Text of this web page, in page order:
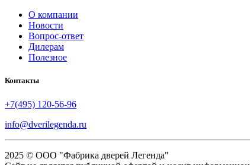
О компании
Новости
Вопрос-ответ
Дилерам
Полезное
Контакты
+7(495) 120-56-96
info@dverilegenda.ru
2025 © ООО "Фабрика дверей Легенда"